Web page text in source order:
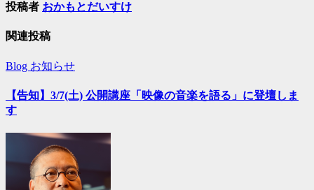
ョ
ン
投稿者 おかもとだいすけ
関連投稿
Blog お知らせ
【告知】3/7(土) 公開講座「映像の音楽を語る」に登壇しま
す